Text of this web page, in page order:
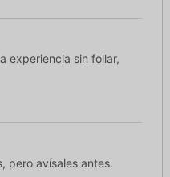
experiencia sin follar,
pero avísales antes.